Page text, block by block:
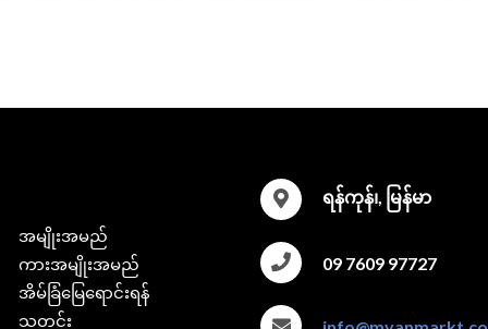
အမျိုးအမည်
ကားအမျိုးအမည်
အိမ်ခြံမြေရောင်းရန်
သတင်း
ရန်ကုန်၊, မြန်မာ
09 7609 97727